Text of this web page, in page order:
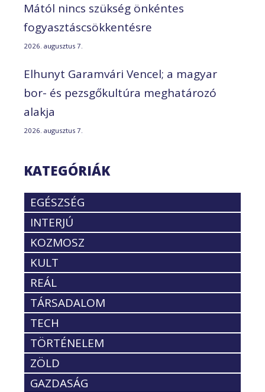
Mától nincs szükség önkéntes
fogyasztáscsökkentésre
2026. augusztus 7.
Elhunyt Garamvári Vencel; a magyar
bor- és pezsgőkultúra meghatározó
alakja
2026. augusztus 7.
KATEGÓRIÁK
EGÉSZSÉG
INTERJÚ
KOZMOSZ
KULT
REÁL
TÁRSADALOM
TECH
TÖRTÉNELEM
ZÖLD
GAZDASÁG